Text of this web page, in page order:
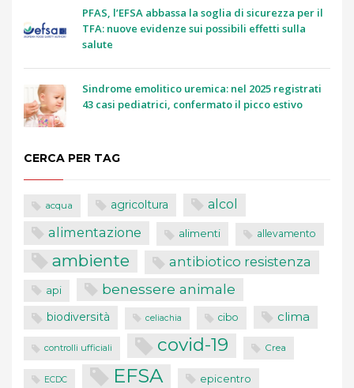
PFAS, l’EFSA abbassa la soglia di sicurezza per il
TFA: nuove evidenze sui possibili effetti sulla
salute
Sindrome emolitico uremica: nel 2025 registrati
43 casi pediatrici, confermato il picco estivo
CERCA PER TAG
acqua agricoltura alcol
alimentazione alimenti allevamento
ambiente antibiotico resistenza
api benessere animale
biodiversità celiachia cibo clima
controlli ufficiali covid-19 Crea
ECDC EFSA epicentro